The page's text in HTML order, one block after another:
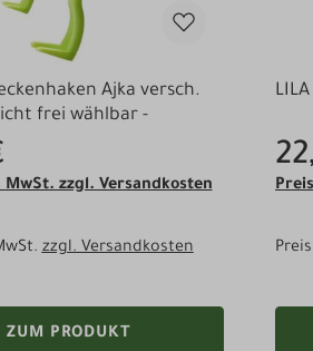
Ajka versch.
frei wählbar -
zzgl. Versandkosten
zzgl. Versandkosten
ZUM PRODUKT